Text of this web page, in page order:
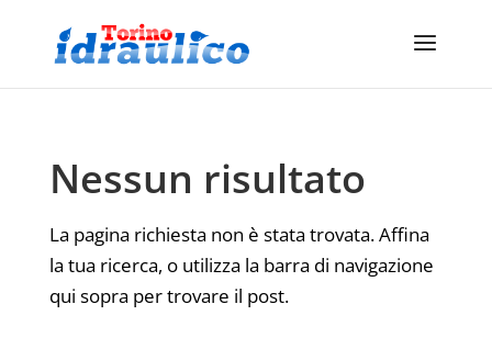
Nessun risultato
La pagina richiesta non è stata trovata. Affina
la tua ricerca, o utilizza la barra di navigazione
qui sopra per trovare il post.